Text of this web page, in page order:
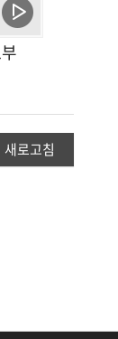
새로고침